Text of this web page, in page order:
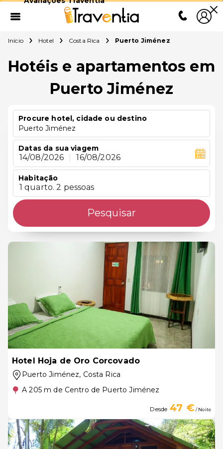
Início Hotel Costa Rica Puerto Jiménez
Hotéis e apartamentos em
Puerto Jiménez
Procure hotel, cidade ou destino
Puerto Jiménez
Datas da sua viagem
14/08/2026 16/08/2026
Habitação
1 quarto. 2 pessoas
Pesquisar
Hotel Hoja de Oro Corcovado
Puerto Jiménez, Costa Rica
A 205 m de Centro de Puerto Jiménez
Desde 47 €/ Noite